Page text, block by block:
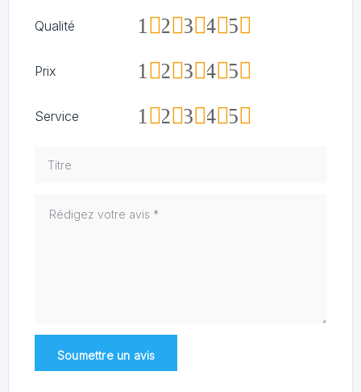
Qualité 5
4
3
2
1
Prix 5
4
3
2
1
Service 5
4
3
2
1